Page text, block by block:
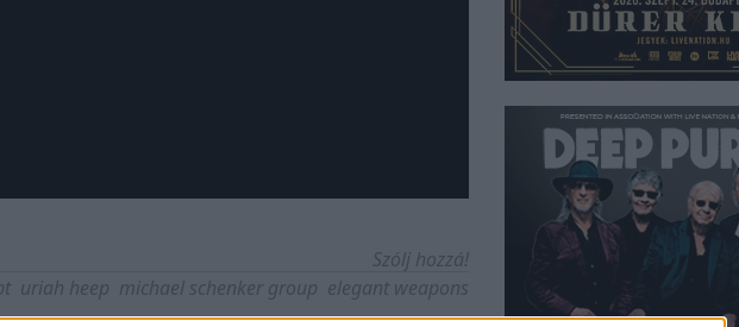
Szólj hozzá!
uriah heep michael schenker group elegant weapons